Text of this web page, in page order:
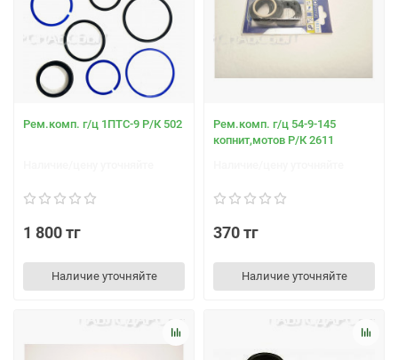
Рем.комп. г/ц 1ПТС-9 Р/К 502
1 800 тг
Наличие уточняйте
Рем.комп. г/ц 54-9-145
копнит,мотов Р/К 2611
370 тг
Наличие уточняйте